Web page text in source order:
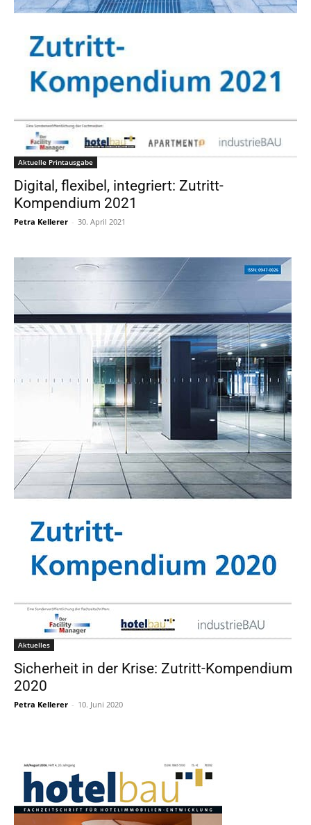
Aktuelle Printausgabe
Digital, flexibel, integriert: Zutritt-
Kompendium 2021
Petra Kellerer - 30. April 2021
Aktuelles
Sicherheit in der Krise: Zutritt-Kompendium
2020
Petra Kellerer - 10. Juni 2020